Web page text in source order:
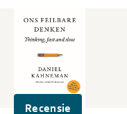
Recensie